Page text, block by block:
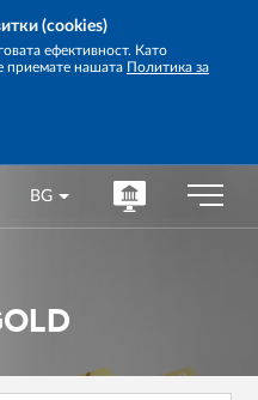
(cookies)
ефективност. Като
приемате нашата Политика за
BG